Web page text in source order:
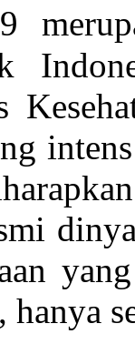
, hanya